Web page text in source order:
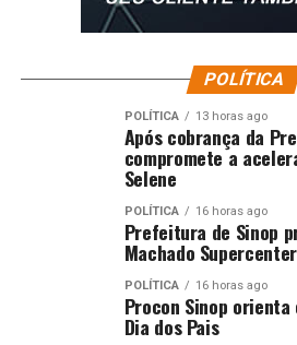
POLÍTICA
POLÍTICA 13 horas ago
Após cobrança da
compromete a
Selene
POLÍTICA 16 horas ago
Prefeitura de Sinop
Machado
POLÍTICA 16 horas ago
Procon Sinop
Dia dos Pais